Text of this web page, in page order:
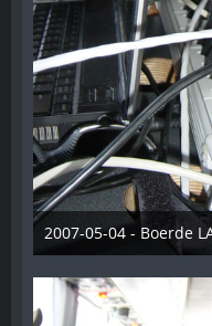
28. Dezember 2012